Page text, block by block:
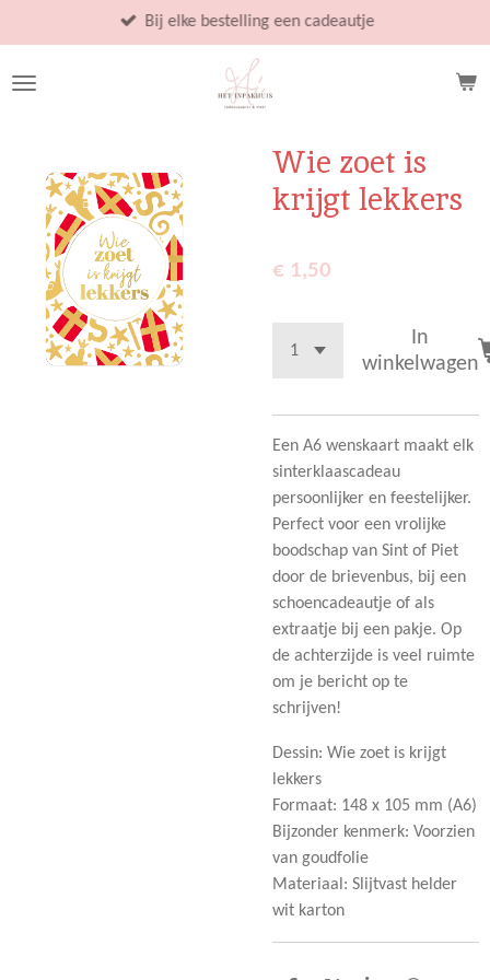
direct
naar
Bij elke bestelling een cadeautje
Wie zoet is
krijgt lekkers
€ 1,50
In
winkelwagen
Een A6 wenskaart maakt elk
sinterklaascadeau
persoonlijker en feestelijker.
Perfect voor een vrolijke
boodschap van Sint of Piet
door de brievenbus, bij een
schoencadeautje of als
extraatje bij een pakje. Op
de achterzijde is veel ruimte
om je bericht op te
schrijven!
Dessin: Wie zoet is krijgt
lekkers
Formaat: 148 x 105 mm (A6)
Bijzonder kenmerk: Voorzien
van goudfolie
Materiaal: Slijtvast helder
wit karton